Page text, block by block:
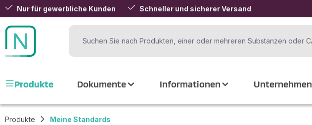
Hauptinhalt springen
Zur Suche springen
Zur Hauptnavigation springen
Nur für gewerbliche Kunden Schneller und sicherer Versand
Produkte Dokumente Informationen Unternehmen
Produkte Meine Standards